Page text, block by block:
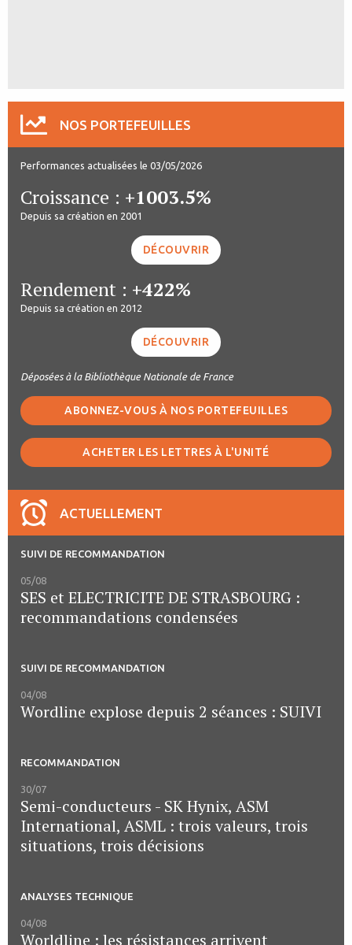
NOS PORTEFEUILLES
Performances actualisées le 03/05/2026
Croissance : +1003.5%
Depuis sa création en 2001
DÉCOUVRIR
Rendement : +422%
Depuis sa création en 2012
DÉCOUVRIR
Déposées à la Bibliothèque Nationale de France
ABONNEZ-VOUS À NOS PORTEFEUILLES
ACHETER LES LETTRES À L'UNITÉ
ACTUELLEMENT
SUIVI DE RECOMMANDATION
05/08
SES et ELECTRICITE DE STRASBOURG :
recommandations condensées
SUIVI DE RECOMMANDATION
04/08
Wordline explose depuis 2 séances : SUIVI
RECOMMANDATION
30/07
Semi-conducteurs - SK Hynix, ASM
International, ASML : trois valeurs, trois
situations, trois décisions
ANALYSES TECHNIQUE
04/08
Worldline : les résistances arrivent